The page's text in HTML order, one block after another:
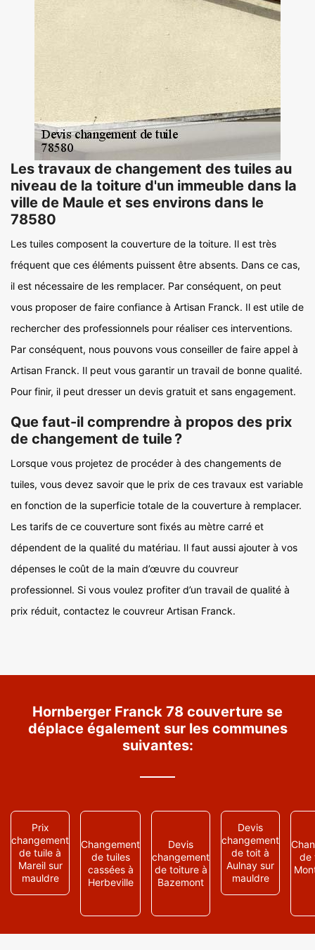
Les travaux de changement des tuiles au
niveau de la toiture d'un immeuble dans la
ville de Maule et ses environs dans le
78580
Les tuiles composent la couverture de la toiture. Il est très
fréquent que ces éléments puissent être absents. Dans ce cas,
il est nécessaire de les remplacer. Par conséquent, on peut
vous proposer de faire confiance à Artisan Franck. Il est utile de
rechercher des professionnels pour réaliser ces interventions.
Par conséquent, nous pouvons vous conseiller de faire appel à
Artisan Franck. Il peut vous garantir un travail de bonne qualité.
Pour finir, il peut dresser un devis gratuit et sans engagement.
Que faut-il comprendre à propos des prix
de changement de tuile ?
Lorsque vous projetez de procéder à des changements de
tuiles, vous devez savoir que le prix de ces travaux est variable
en fonction de la superficie totale de la couverture à remplacer.
Les tarifs de ce couverture sont fixés au mètre carré et
dépendent de la qualité du matériau. Il faut aussi ajouter à vos
dépenses le coût de la main d’œuvre du couvreur
professionnel. Si vous voulez profiter d’un travail de qualité à
prix réduit, contactez le couvreur Artisan Franck.
Hornberger Franck 78 couverture se
déplace également sur les communes
suivantes:
Prix
changement
de tuile à
Mareil sur
mauldre
Changement
de tuiles
cassées à
Herbeville
Devis
changement
de toiture à
Bazemont
Devis
changement
de toit à
Aulnay sur
mauldre
de